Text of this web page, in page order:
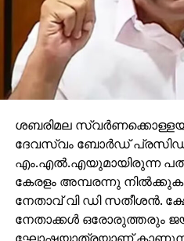
ശബരിമല
ദേവസ്വം ബോര്‍ഡ്
എം.എല്‍.എയുമായിരുന്ന
കേരളം അമ്പരന്നു
നേതാവ് വി ഡി സതീശന്‍.
നേതാക്കള്‍ ഒരോരുത്തരും